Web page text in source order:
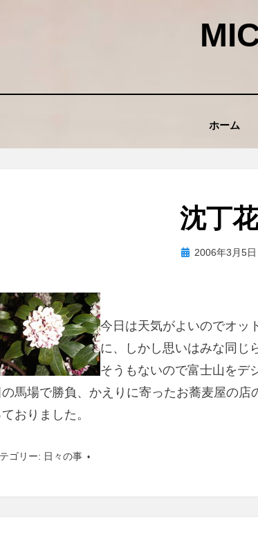
ホーム
沈丁花
投稿者wad
投 2006年3月5日
今日は天気がよいのでオッ
に、しかし思いはみな同じ
そうもないので富士山をデ
の馬場で勝負、かえりに寄ったお蕎麦屋の
ておりました。
ゴリー: 日々の事